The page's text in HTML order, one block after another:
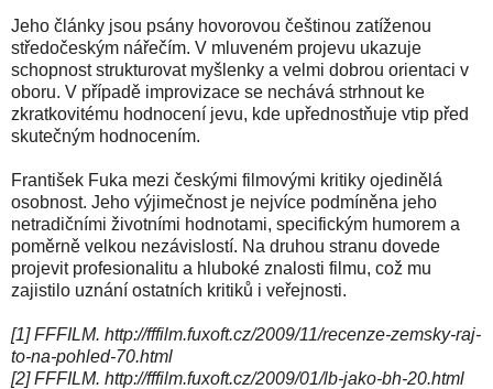
Jeho články jsou psány hovorovou češtinou zatíženou
středočeským nářečím. V mluveném projevu ukazuje
schopnost strukturovat myšlenky a velmi dobrou orientaci v
oboru. V případě improvizace se nechává strhnout ke
zkratkovitému hodnocení jevu, kde upřednostňuje vtip před
skutečným hodnocením.
František Fuka mezi českými filmovými kritiky ojedinělá
osobnost. Jeho výjimečnost je nejvíce podmíněna jeho
netradičními životními hodnotami, specifickým humorem a
poměrně velkou nezávislostí. Na druhou stranu dovede
projevit profesionalitu a hluboké znalosti filmu, což mu
zajistilo uznání ostatních kritiků i veřejnosti.
[1] FFFILM. http://fffilm.fuxoft.cz/2009/11/recenze-zemsky-raj-
to-na-pohled-70.html
[2] FFFILM. http://fffilm.fuxoft.cz/2009/01/lb-jako-bh-20.html